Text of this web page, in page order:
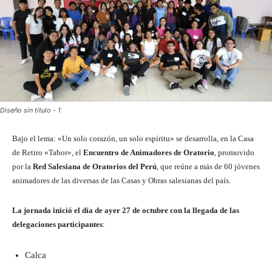
Diseño sin título - 1
Bajo el lema: «Un solo corazón, un solo espíritu» se desarrolla, en la Casa
de Retiro «Tabor», el Encuentro de Animadores de Oratorio, promovido
por la Red Salesiana de Oratorios del Perú, que reúne a más de 60 jóvenes
animadores de las diversas de las Casas y Obras salesianas del país.
La jornada inició el día de ayer 27 de octubre con la llegada de las
delegaciones participantes:
Calca